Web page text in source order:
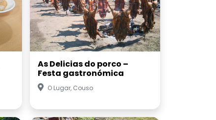
As Delicias do porco –
Festa gastronómica
O Lugar, Couso